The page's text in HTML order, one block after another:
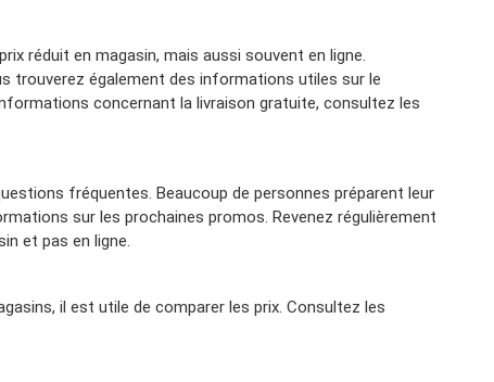
réduit en magasin, mais aussi souvent en ligne.
trouverez également des informations utiles sur le
concernant la livraison gratuite, consultez les
fréquentes. Beaucoup de personnes préparent leur
sur les prochaines promos. Revenez régulièrement
et pas en ligne.
il est utile de comparer les prix. Consultez les